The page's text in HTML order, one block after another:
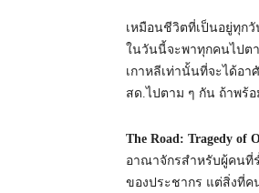
เหมือนชีวิตที่เป็นอยู่ทุก
ในวันนี้จะพาทุกคนไปต
เกาหลีเท่านั้นที่จะได้อ
สด.ไปตาม ๆ กัน ถ้าพร้
The Road: Tragedy of
อาณาจักรสำหรับผู้คนที่
ของประชากร แต่สิ่งที่ค